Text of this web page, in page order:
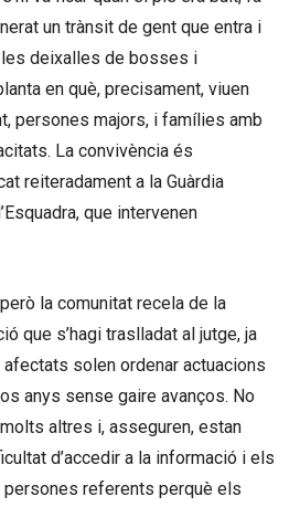
un trànsit de gent que entra i
deixalles de bosses i
en què, precisament, viuen
persones majors, i famílies amb
La convivència és
reiteradament a la Guàrdia
que intervenen
la comunitat recela de la
que s’hagi traslladat al jutge, ja
afectats solen ordenar actuacions
anys sense gaire avanços. No
altres i, asseguren, estan
d’accedir a la informació i els
referents perquè els